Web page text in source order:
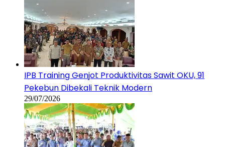
IPB Training Genjot Produktivitas Sawit OKU, 91
Pekebun Dibekali Teknik Modern
29/07/2026